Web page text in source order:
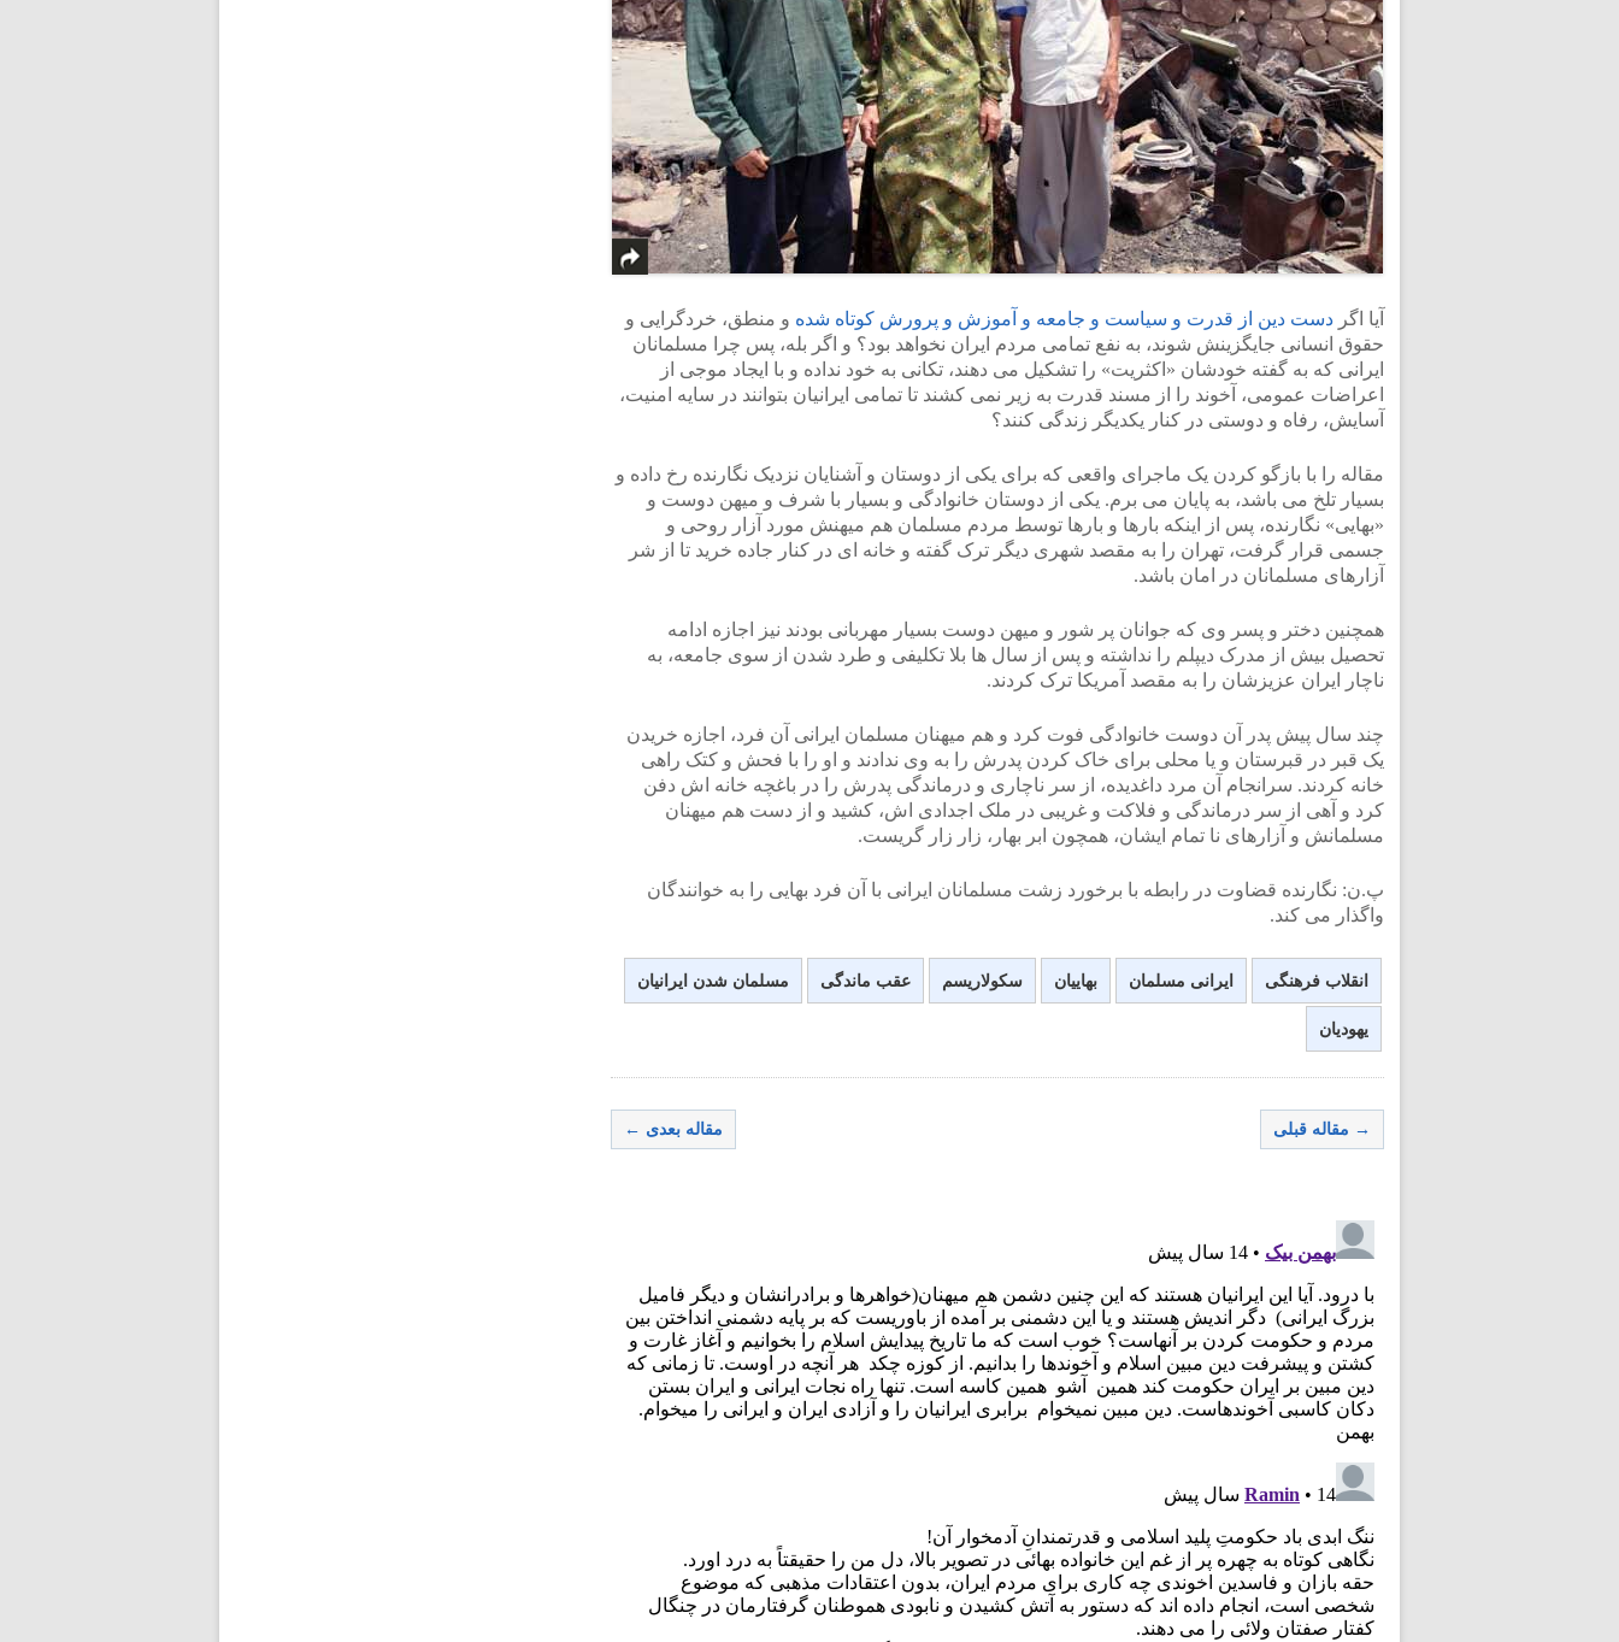
آیا اگر دست دین از قدرت و سیاست و جامعه و آموزش و پرورش کوتاه شده و منطق، خردگرایی و
حقوق انسانی جایگزینش شوند، به نفع تمامی مردم ایران نخواهد بود؟ و اگر بله، پس چرا مسلمانان
ایرانی که به گفته خودشان «اکثریت» را تشکیل می دهند، تکانی به خود نداده و با ایجاد موجی از
اعراضات عمومی، آخوند را از مسند قدرت به زیر نمی کشند تا تمامی ایرانیان بتوانند در سایه امنیت،
آسایش، رفاه و دوستی در کنار یکدیگر زندگی کنند؟
مقاله را با بازگو کردن یک ماجرای واقعی که برای یکی از دوستان و آشنایان نزدیک نگارنده رخ داده و
بسیار تلخ می باشد، به پایان می برم. یکی از دوستان خانوادگی و بسیار با شرف و میهن دوست و
«بهایی» نگارنده، پس از اینکه بارها و بارها توسط مردم مسلمان هم میهنش مورد آزار روحی و
جسمی قرار گرفت، تهران را به مقصد شهری دیگر ترک گفته و خانه ای در کنار جاده خرید تا از شر
آزارهای مسلمانان در امان باشد.
همچنین دختر و پسر وی که جوانان پر شور و میهن دوست بسیار مهربانی بودند نیز اجازه ادامه
تحصیل بیش از مدرک دیپلم را نداشته و پس از سال ها بلا تکلیفی و طرد شدن از سوی جامعه، به
ناچار ایران عزیزشان را به مقصد آمریکا ترک کردند.
چند سال پیش پدر آن دوست خانوادگی فوت کرد و هم میهنان مسلمان ایرانی آن فرد، اجازه خریدن
یک قبر در قبرستان و یا محلی برای خاک کردن پدرش را به وی ندادند و او را با فحش و کتک راهی
خانه کردند. سرانجام آن مرد داغدیده، از سر ناچاری و درماندگی پدرش را در باغچه خانه اش دفن
کرد و آهی از سر درماندگی و فلاکت و غریبی در ملک اجدادی اش، کشید و از دست هم میهنان
مسلمانش و آزارهای نا تمام ایشان، همچون ابر بهار، زار زار گریست.
پ.ن: نگارنده قضاوت در رابطه با برخورد زشت مسلمانان ایرانی با آن فرد بهایی را به خوانندگان
واگذار می کند.
انقلاب فرهنگی ایرانی مسلمان بهاییان سکولاریسم عقب ماندگی مسلمان شدن ایرانیان
یهودیان
→ مقاله قبلی مقاله بعدی ←